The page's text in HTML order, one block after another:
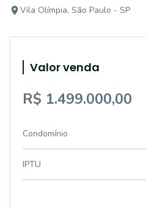
Vila Olímpia, São Paulo - SP
Valor venda
R$ 1.499.000,00
Condomínio
IPTU